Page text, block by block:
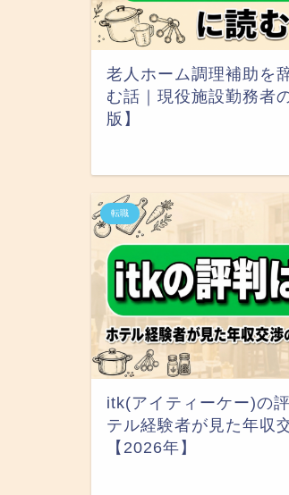
老人ホーム調理補助を
む話｜現役施設勤務者
版】
転職
itk(アイティーケー)の
テル経験者が見た年収
【2026年】